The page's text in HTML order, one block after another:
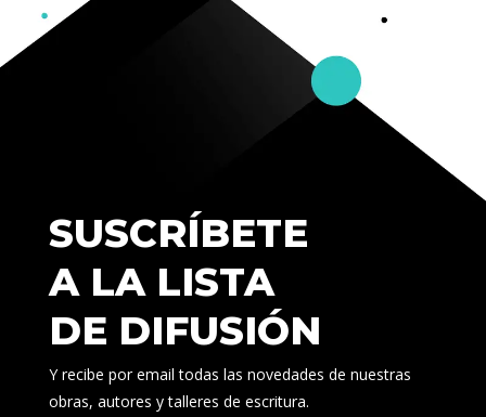
SUSCRÍBETE
A LA LISTA
DE DIFUSIÓN
Y recibe por email todas las novedades de nuestras
obras, autores y talleres de escritura.